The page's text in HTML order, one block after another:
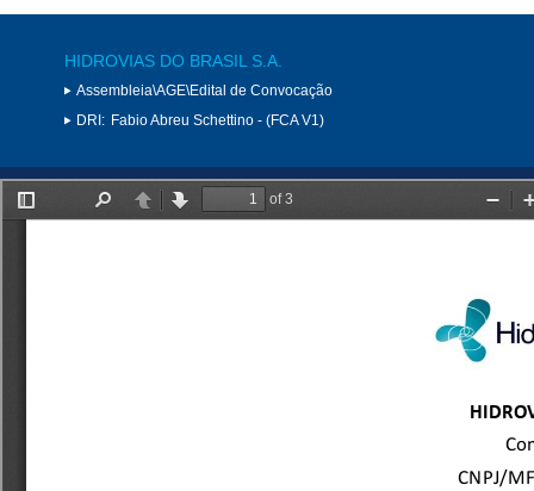
HIDROVIAS DO BRASIL S.A.
Assembleia\AGE\Edital de Convocação
DRI: Fabio Abreu Schettino - (FCA V1)